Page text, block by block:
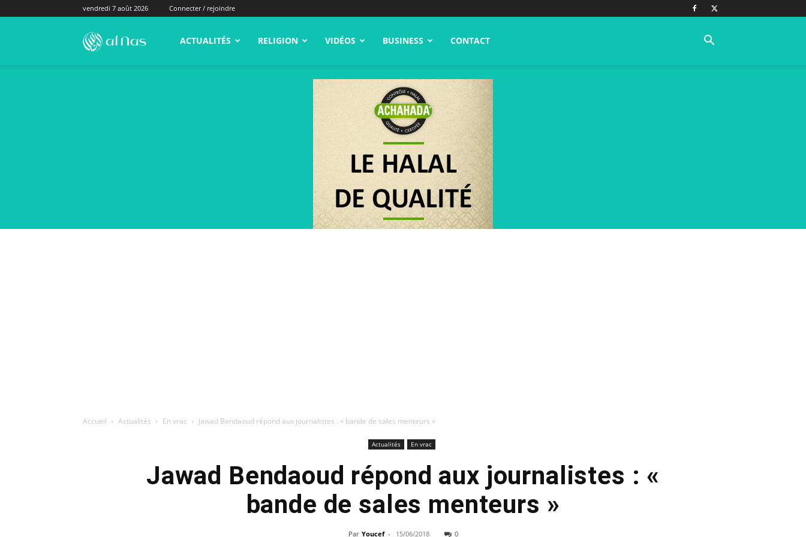
vendredi 7 août 2026 Connecter / rejoindre
alNas.fr ACTUALITÉS RELIGION VIDÉOS BUSINESS CONTACT
Accueil Actualités En vrac Jawad Bendaoud répond aux journalistes : « bande de sales menteurs »
Actualités En vrac
Jawad Bendaoud répond aux journalistes : «
bande de sales menteurs »
Par Youcef - 15/06/2018 0